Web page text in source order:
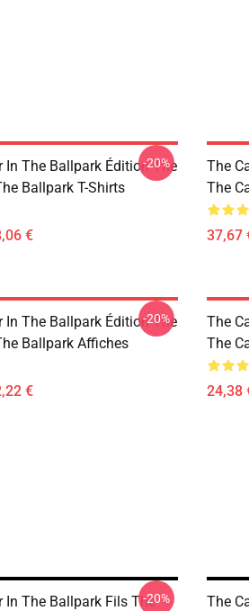
In The Ballpark Édition The
Ballpark T-Shirts
€
-20%
The
The
37,67
In The Ballpark Édition The
Ballpark Affiches
€
-20%
The
The
24,38
In The Ballpark Fils The-20%
The